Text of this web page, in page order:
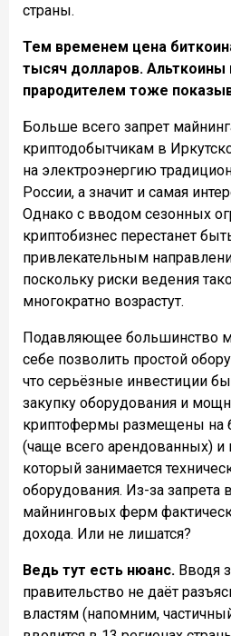
страны.
Тем временем цена
тысяч долларов. Альткоины
прародителем тоже
Больше всего запрет
криптодобытчикам в
на электроэнергию
России, а значит и самая
Однако с вводом сезонных
криптобизнес перестанет б
привлекательным
поскольку риски ведения
многократно возрастут.
Подавляющее большинство
себе позволить простой
что серьёзные инвестиции
закупку оборудования и
криптофермы размещены на
(чаще всего арендованных) и
который занимается
оборудования. Из-за запрета
майнинговых ферм
дохода. Или не лишатся?
Ведь тут есть нюанс. Вводя
правительство не даёт
властям (напомним,